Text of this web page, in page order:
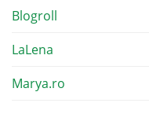
Blogroll
LaLena
Marya.ro